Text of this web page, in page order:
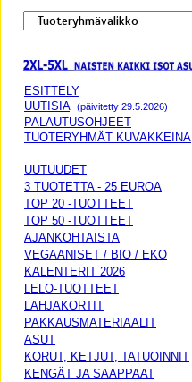
ESITTELY
UUTISIA
(päivitetty 29.5.2026)
PALAUTUSOHJEET
TUOTERYHMÄT KUVAKKEINA
UUTUUDET
3 TUOTETTA - 25 EUROA
TOP 20 -TUOTTEET
TOP 50 -TUOTTEET
AJANKOHTAISTA
VEGAANISET / BIO / EKO
KALENTERIT 2026
LELO-TUOTTEET
LAHJAKORTIT
PAKKAUSMATERIAALIT
ASUT
KORUT, KETJUT, TATUOINNIT
KENGÄT JA SAAPPAAT